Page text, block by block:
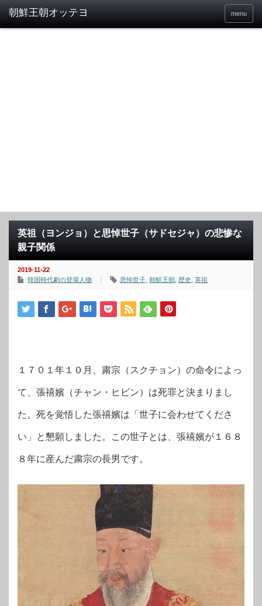
menu
英祖（ヨンジョ）と思悼世子（サドセジャ）の悲惨な
親子関係
2019-11-22
韓国時代劇の登場人物
思悼世子 朝鮮王朝 歴史 英祖
１７０１年１０月、粛宗（スクチョン）の命令によっ
て、張禧嬪（チャン・ヒビン）は死罪と決まりまし
た。死を覚悟した張禧嬪は「世子に会わせてくださ
い」と懇願しました。この世子とは、張禧嬪が１６８
８年に産んだ粛宗の長男です。